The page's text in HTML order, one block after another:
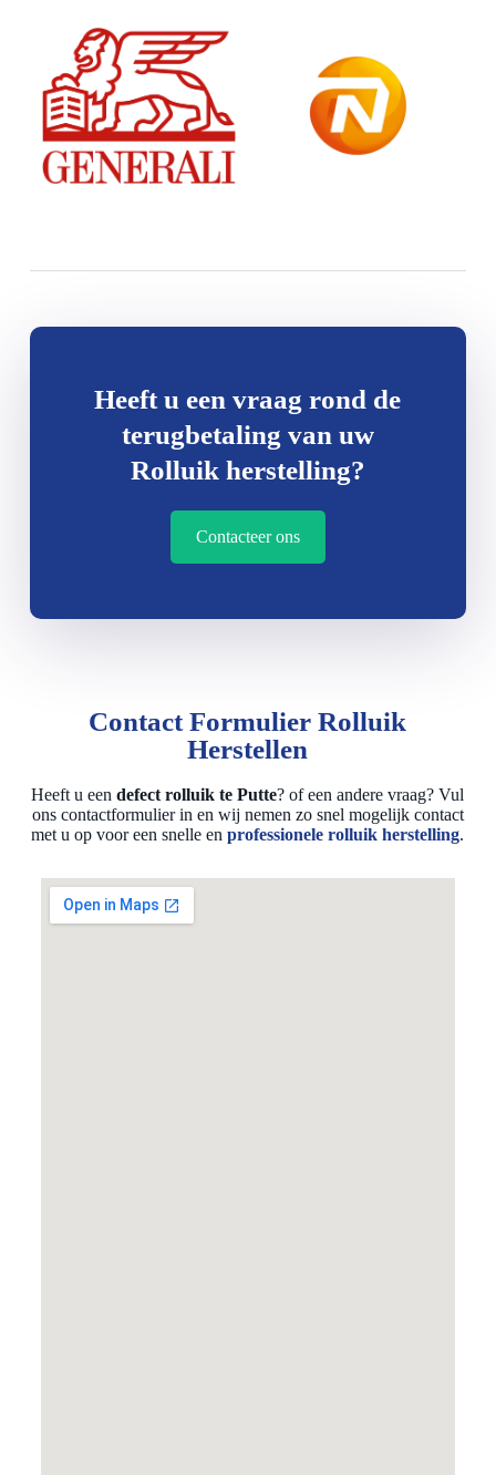
Heeft u een vraag rond de
terugbetaling van uw
Rolluik herstelling?
Contacteer ons
Contact Formulier Rolluik
Herstellen
Heeft u eendefect rolluik te Putte? of een andere vraag? Vul
ons contactformulier in en wij nemen zo snel mogelijk contact
met u op voor een snelle enprofessionele rolluik herstelling.